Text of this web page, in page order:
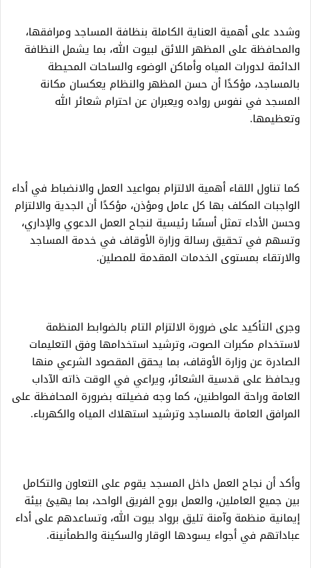
وشدد على أهمية العناية الكاملة بنظافة المساجد ومرافقها،
والمحافظة على المظهر اللائق لبيوت الله، بما يشمل النظافة
الدائمة لدورات المياه وأماكن الوضوء والساحات المحيطة
بالمساجد، مؤكدًا أن حسن المظهر والنظام يعكسان مكانة
المسجد في نفوس رواده ويعبران عن احترام شعائر الله
وتعظيمها.
كما تناول اللقاء أهمية الالتزام بمواعيد العمل والانضباط في أداء
الواجبات المكلف بها كل عامل ومؤذن، مؤكدًا أن الجدية والالتزام
وحسن الأداء تمثل أسسًا رئيسية لنجاح العمل الدعوي والإداري،
وتسهم في تحقيق رسالة وزارة الأوقاف في خدمة المساجد
والارتقاء بمستوى الخدمات المقدمة للمصلين.
وجرى التأكيد على ضرورة الالتزام التام بالضوابط المنظمة
لاستخدام مكبرات الصوت، وترشيد استخدامها وفق التعليمات
الصادرة عن وزارة الأوقاف، بما يحقق المقصود الشرعي منها
ويحافظ على قدسية الشعائر، ويراعي في الوقت ذاته الآداب
العامة وراحة المواطنين، كما وجه فضيلته بضرورة المحافظة على
المرافق العامة بالمساجد وترشيد استهلاك المياه والكهرباء.
وأكد أن نجاح العمل داخل المسجد يقوم على التعاون والتكامل
بين جميع العاملين، والعمل بروح الفريق الواحد، بما يهيئ بيئة
إيمانية منظمة وآمنة تليق برواد بيوت الله، وتساعدهم على أداء
عباداتهم في أجواء يسودها الوقار والسكينة والطمأنينة.